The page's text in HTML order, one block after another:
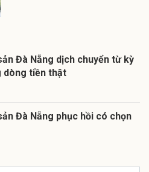
Đà Nẵng dịch chuyển từ kỳ
dòng tiền thật
Đà Nẵng phục hồi có chọn